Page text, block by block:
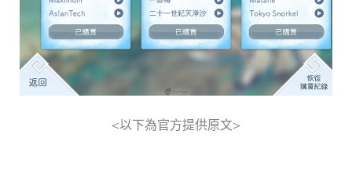
<以下為官方提供原文>